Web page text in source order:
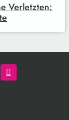
Verletzten: